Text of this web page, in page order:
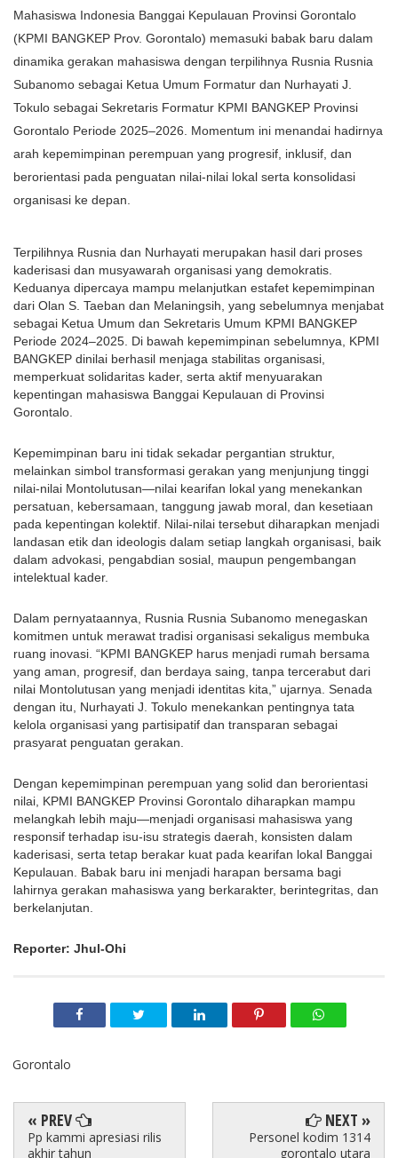
Mahasiswa Indonesia Banggai Kepulauan Provinsi Gorontalo
(KPMI BANGKEP Prov. Gorontalo) memasuki babak baru dalam
dinamika gerakan mahasiswa dengan terpilihnya Rusnia Rusnia
Subanomo sebagai Ketua Umum Formatur dan Nurhayati J.
Tokulo sebagai Sekretaris Formatur KPMI BANGKEP Provinsi
Gorontalo Periode 2025–2026. Momentum ini menandai hadirnya
arah kepemimpinan perempuan yang progresif, inklusif, dan
berorientasi pada penguatan nilai-nilai lokal serta konsolidasi
organisasi ke depan.
Terpilihnya Rusnia dan Nurhayati merupakan hasil dari proses
kaderisasi dan musyawarah organisasi yang demokratis.
Keduanya dipercaya mampu melanjutkan estafet kepemimpinan
dari Olan S. Taeban dan Melaningsih, yang sebelumnya menjabat
sebagai Ketua Umum dan Sekretaris Umum KPMI BANGKEP
Periode 2024–2025. Di bawah kepemimpinan sebelumnya, KPMI
BANGKEP dinilai berhasil menjaga stabilitas organisasi,
memperkuat solidaritas kader, serta aktif menyuarakan
kepentingan mahasiswa Banggai Kepulauan di Provinsi
Gorontalo.
Kepemimpinan baru ini tidak sekadar pergantian struktur,
melainkan simbol transformasi gerakan yang menjunjung tinggi
nilai-nilai Montolutusan—nilai kearifan lokal yang menekankan
persatuan, kebersamaan, tanggung jawab moral, dan kesetiaan
pada kepentingan kolektif. Nilai-nilai tersebut diharapkan menjadi
landasan etik dan ideologis dalam setiap langkah organisasi, baik
dalam advokasi, pengabdian sosial, maupun pengembangan
intelektual kader.
Dalam pernyataannya, Rusnia Rusnia Subanomo menegaskan
komitmen untuk merawat tradisi organisasi sekaligus membuka
ruang inovasi. “KPMI BANGKEP harus menjadi rumah bersama
yang aman, progresif, dan berdaya saing, tanpa tercerabut dari
nilai Montolutusan yang menjadi identitas kita,” ujarnya. Senada
dengan itu, Nurhayati J. Tokulo menekankan pentingnya tata
kelola organisasi yang partisipatif dan transparan sebagai
prasyarat penguatan gerakan.
Dengan kepemimpinan perempuan yang solid dan berorientasi
nilai, KPMI BANGKEP Provinsi Gorontalo diharapkan mampu
melangkah lebih maju—menjadi organisasi mahasiswa yang
responsif terhadap isu-isu strategis daerah, konsisten dalam
kaderisasi, serta tetap berakar kuat pada kearifan lokal Banggai
Kepulauan. Babak baru ini menjadi harapan bersama bagi
lahirnya gerakan mahasiswa yang berkarakter, berintegritas, dan
berkelanjutan.
Reporter: Jhul-Ohi
Gorontalo
« PREV
Pp kammi apresiasi rilis
akhir tahun
NEXT »
Personel kodim 1314
gorontalo utara